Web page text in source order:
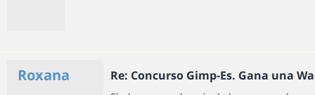
Roxana Re: Concurso Gimp-Es. Gana una